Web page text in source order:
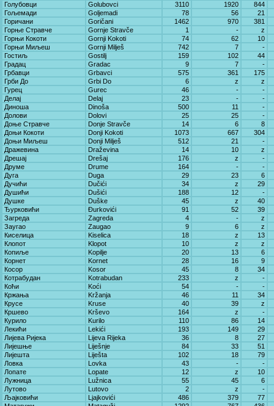
Голубовци
Golubovci 3110 1920
844
Гољемади
Goljemadi 78 56
21
Горичани
Goričani 1462 970
381
Горње Стравче
Gornje Stravče 1 -
z
Горњи Кокоти
Gornji Kokoti 74 62
10
Горњи Миљеш
Gornji Milješ 742 7
-
Гостиљ
Gostilj 159 102
44
Градац
Gradac 9 7
-
Грбавци
Grbavci 575 361
175
Грби До
Grbi Do 6 z
z
Гурец
Gurec 46 -
-
Делај
Delaj 23 -
-
Диноша
Dinoša 500 11
-
Долови
Dolovi 25 25
-
Доње Стравче
Donje Stravče 14 6
8
Доњи Кокоти
Donji Kokoti 1073 667
304
Доњи Миљеш
Donji Milješ 512 21
-
Дражевина
Draževina 14 10
z
Дрешај
Drešaj 176 z
-
Друме
Drume 164 -
-
Дуга
Duga 29 23
6
Дучићи
Dučići 34 z
29
Душићи
Dušići 188 12
-
Душке
Duške 45 z
40
Ђурковићи
Đurkovići 91 52
39
Загреда
Zagreda 4 -
z
Заугао
Zaugao 9 6
z
Киселица
Kiselica 18 z
13
Клопот
Klopot 10 z
z
Копиље
Kopilje 20 13
6
Корнет
Kornet 28 16
9
Косор
Kosor 45 8
34
Котрабудан
Kotrabudan 233 z
-
Коћи
Koći 54 -
-
Кржања
Kržanja 46 11
34
Крусе
Kruse 40 39
z
Кршево
Krševo 164 z
-
Курило
Kurilo 110 86
14
Лекићи
Lekići 193 149
29
Лијева Ријека
Lijeva Rijeka 36 8
27
Лијешње
Liješnje 84 33
51
Лијешта
Liješta 102 18
79
Ловка
Lovka 43 -
-
Лопате
Lopate 12 z
10
Лужница
Lužnica 55 45
6
Лутово
Lutovo 2 z
-
Љајковићи
Ljajkovići 486 379
77